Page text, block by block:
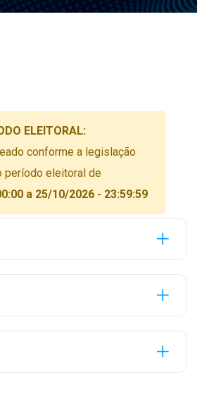
ELEITORAL:
conforme a legislação
período eleitoral de
a 25/10/2026 - 23:59:59